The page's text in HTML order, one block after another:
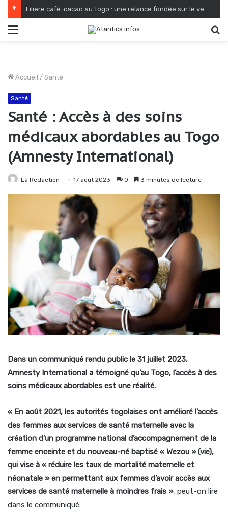
Filière café-cacao au Togo : une relance fondée sur le verdissement et la qualité
Accueil / Santé
Santé
Santé : Accès à des soins
médicaux abordables au Togo
(Amnesty International)
La Redaction 17 août 2023 0 3 minutes de lecture
Dans un communiqué rendu public le 31 juillet 2023,
Amnesty International a témoigné qu’au Togo, l’accès à des
soins médicaux abordables est une réalité.
« En août 2021, les autorités togolaises ont amélioré l’accès
des femmes aux services de santé maternelle avec la
création d’un programme national d’accompagnement de la
femme enceinte et du nouveau-né baptisé « Wezou » (vie),
qui vise à « réduire les taux de mortalité maternelle et
néonatale » en permettant aux femmes d’avoir accès aux
services de santé maternelle à moindres frais », peut-on lire
dans le communiqué.